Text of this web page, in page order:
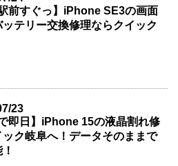
駅前すぐっ】iPhone SE3の画面
テリー交換修理ならクイック
23
で即日】iPhone 15の液晶割れ修
ック岐阜へ！データそのままで